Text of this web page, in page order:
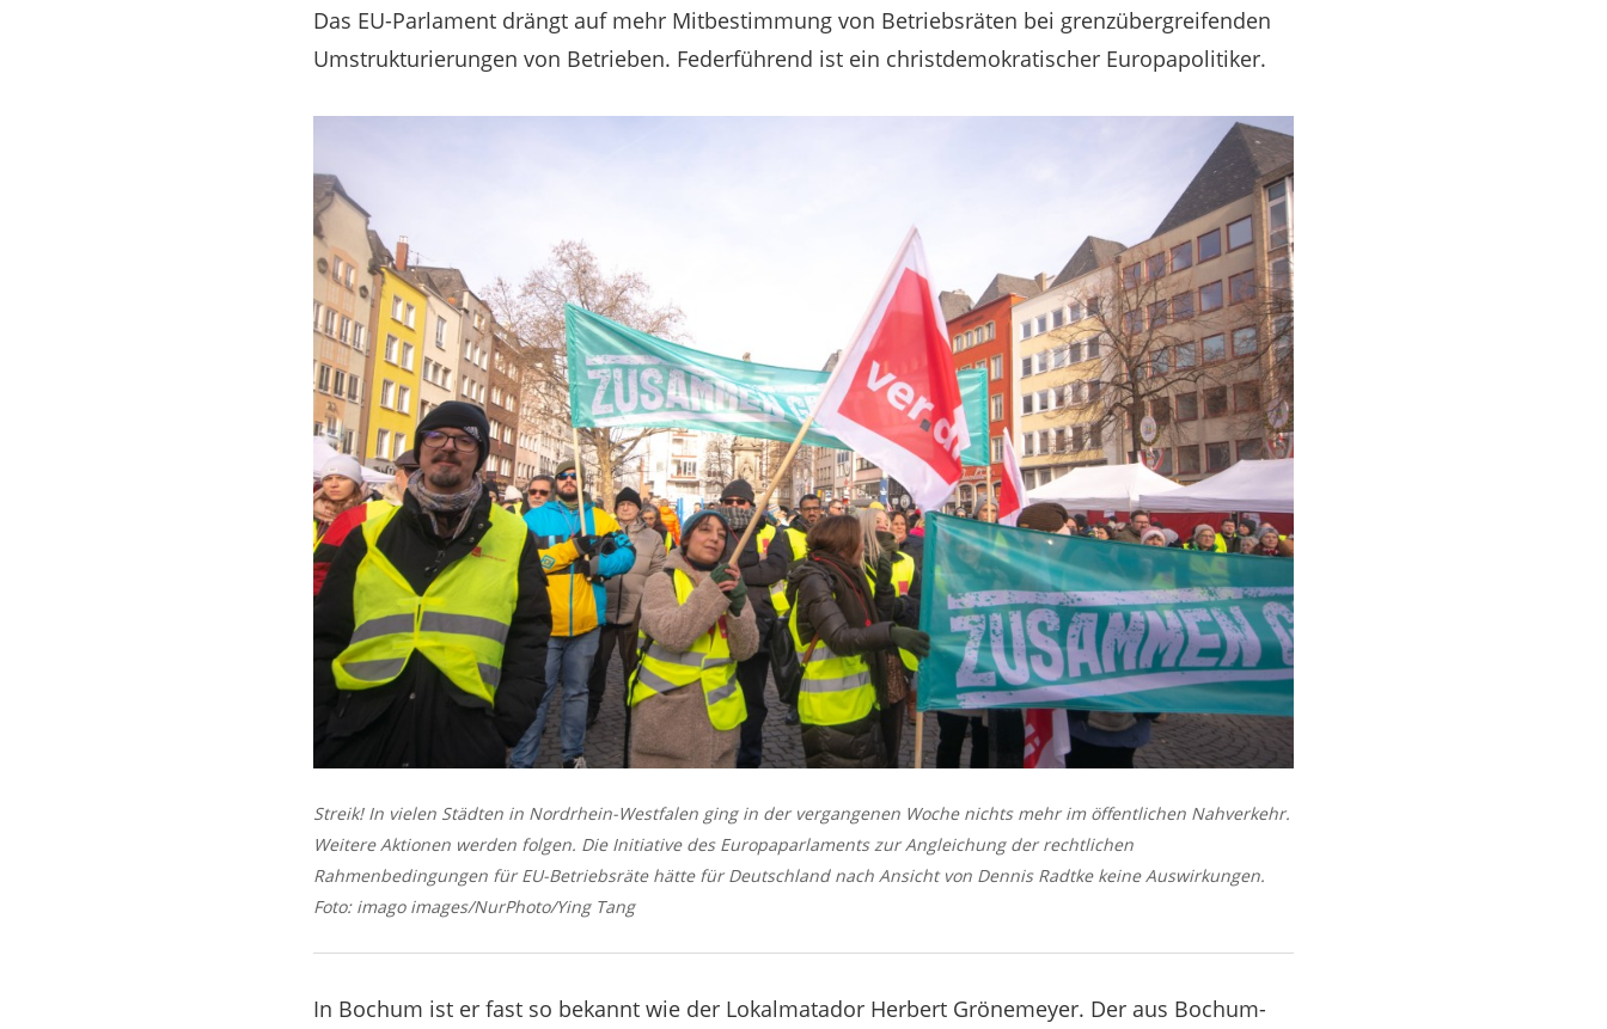
Das EU-Parlament drängt auf mehr Mitbestimmung von Betriebsräten bei grenzübergreifenden
Umstrukturierungen von Betrieben. Federführend ist ein christdemokratischer Europapolitiker.
Streik! In vielen Städten in Nordrhein-Westfalen ging in der vergangenen Woche nichts mehr im öffentlichen Nahverkehr.
Weitere Aktionen werden folgen. Die Initiative des Europaparlaments zur Angleichung der rechtlichen
Rahmenbedingungen für EU-Betriebsräte hätte für Deutschland nach Ansicht von Dennis Radtke keine Auswirkungen.
Foto: imago images/NurPhoto/Ying Tang
In Bochum ist er fast so bekannt wie der Lokalmatador Herbert Grönemeyer. Der aus Bochum-